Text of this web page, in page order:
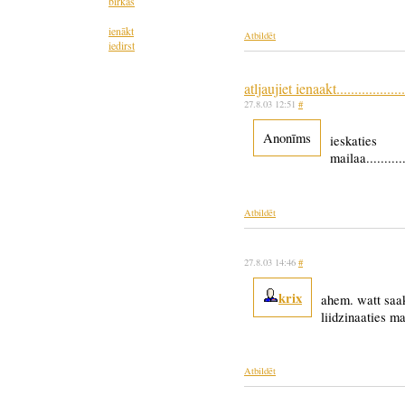
ienākt
iedirst
Atbildēt
atljaujiet ienaakt...................
27.8.03 12:51 #
Anonīms
ieskaties
Atbildēt
27.8.03 14:46 #
krix
ahem. watt
liidzinaaties
Atbildēt